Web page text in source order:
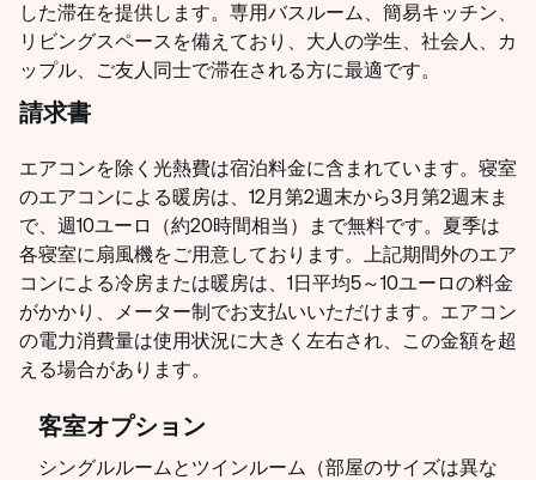
した滞在を提供します。専用バスルーム、簡易キッチン、
リビングスペースを備えており、大人の学生、社会人、カ
ップル、ご友人同士で滞在される方に最適です。
請求書
エアコンを除く光熱費は宿泊料金に含まれています。寝室
のエアコンによる暖房は、12月第2週末から3月第2週末ま
で、週10ユーロ（約20時間相当）まで無料です。夏季は
各寝室に扇風機をご用意しております。上記期間外のエア
コンによる冷房または暖房は、1日平均5～10ユーロの料金
がかかり、メーター制でお支払いいただけます。エアコン
の電力消費量は使用状況に大きく左右され、この金額を超
える場合があります。
客室オプション
シングルルームとツインルーム（部屋のサイズは異な